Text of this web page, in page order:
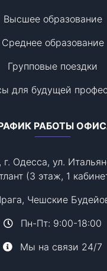
Высшее образование
Среднее образование
Групповые поездки
для будущей
РАБОТЫ
г. Одесса, ул.
(3 этаж, 1
Чешские
Пн-Пт: 9:00-18:00
Мы на связи 24/7